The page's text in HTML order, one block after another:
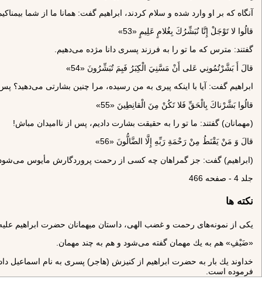
آنگاه كه بر او وارد شده و سلام كردند، ابراهيم گفت: همانا ما از شما
قالُوا لا تَوْجَلْ إِنَّا نُبَشِّرُكَ بِغُلامٍ عَلِيمٍ «53»
گفتند: مترس كه ما تو را به فرزند پسرى دانا مژده مى‌دهيم.
قالَ أَ بَشَّرْتُمُونِي عَلى‌ أَنْ مَسَّنِيَ الْكِبَرُ فَبِمَ تُبَشِّرُونَ «54»
ابراهيم گفت: آيا با اينكه پيرى به من رسيده، مرا چنين بشارتى
قالُوا بَشَّرْناكَ بِالْحَقِّ فَلا تَكُنْ مِنَ الْقانِطِينَ «55»
(مهمانان) گفتند: ما تو را به حقيقت بشارت داديم، پس از نااميدان مباش!
قالَ وَ مَنْ يَقْنَطُ مِنْ رَحْمَةِ رَبِّهِ إِلَّا الضَّالُّونَ «56»
(ابراهيم) گفت: جز گمراهان چه كسى از رحمت پروردگارش مأيوس
جلد 4 - صفحه 466
نکته ها
يكى از نمونه‌هاى رحمت و غضب الهى، داستان ميهمانان حضرت ابراهيم
«ضَيْفِ» هم به يك مهمان گفته مى‌شود و هم به چند مهمان.
فرموده است.